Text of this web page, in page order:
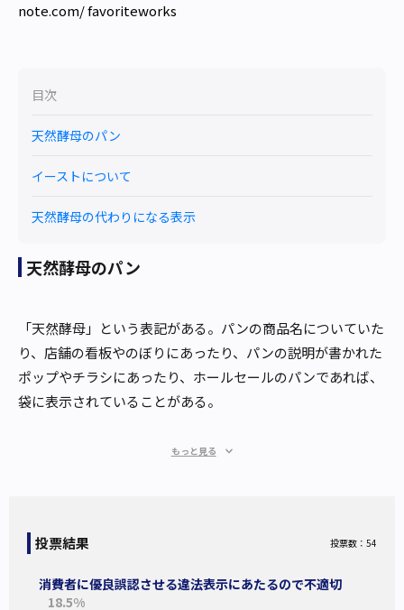
note.com/ favoriteworks
目次
天然酵母のパン
イーストについて
天然酵母の代わりになる表示
天然酵母のパン
「天然酵母」という表記がある。パンの商品名についていた
り、店舗の看板やのぼりにあったり、パンの説明が書かれた
ポップやチラシにあったり、ホールセールのパンであれば、
袋に表示されていることがある。
酵母はパンにとって、とても重要な役割をする。
たまに「自家製酵母」という表記を見かけるが、酵母は人工
種」という。
もっと見る
投票結果 投票数：54
消費者に優良誤認させる違法表示にあたるので不適切
18.5%